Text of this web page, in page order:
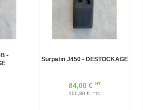
-
Surpatin J450 - DESTOCKAGE
84,00 € HT
100,80 € TTC